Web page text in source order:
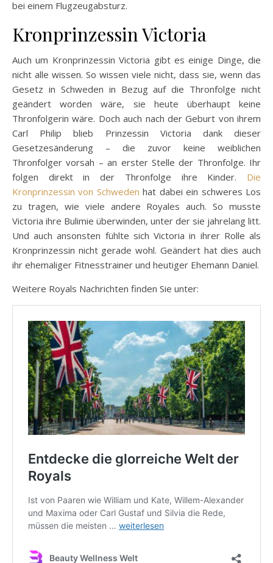
bei einem Flugzeugabsturz.
Kronprinzessin Victoria
Auch um Kronprinzessin Victoria gibt es einige Dinge, die
nicht alle wissen. So wissen viele nicht, dass sie, wenn das
Gesetz in Schweden in Bezug auf die Thronfolge nicht
geändert worden wäre, sie heute überhaupt keine
Thronfolgerin wäre. Doch auch nach der Geburt von ihrem
Carl Philip blieb Prinzessin Victoria dank dieser
Gesetzesänderung – die zuvor keine weiblichen
Thronfolger vorsah – an erster Stelle der Thronfolge. Ihr
folgen direkt in der Thronfolge ihre Kinder. Die
Kronprinzessin von Schweden hat dabei ein schweres Los
zu tragen, wie viele andere Royales auch. So musste
Victoria ihre Bulimie überwinden, unter der sie jahrelang litt.
Und auch ansonsten fühlte sich Victoria in ihrer Rolle als
Kronprinzessin nicht gerade wohl. Geändert hat dies auch
ihr ehemaliger Fitnesstrainer und heutiger Ehemann Daniel.
Weitere Royals Nachrichten finden Sie unter: